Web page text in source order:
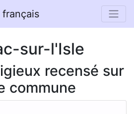
sur-l'Isle
recensé sur
commune